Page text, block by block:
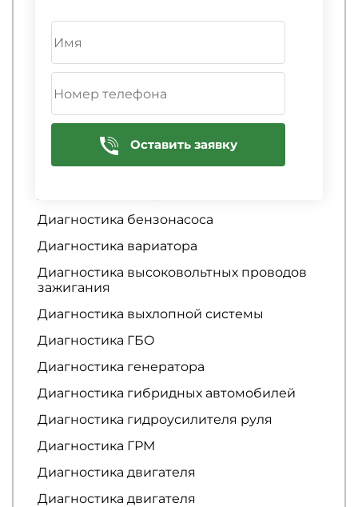
Диагностика АБС
Диагностика автосигнализации
Диагностика аккумулятора
Диагностика АКПП
Диагностика амортизаторов
Диагностика аудиосистемы
Диагностика бензонасоса
Диагностика вариатора
Диагностика высоковольтных проводов
зажигания
Диагностика выхлопной системы
Диагностика ГБО
Диагностика генератора
Диагностика гибридных автомобилей
Диагностика гидроусилителя руля
Диагностика ГРМ
Диагностика двигателя
Диагностика двигателя
Оставить заявку